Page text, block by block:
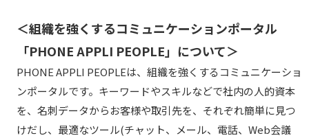
＜組織を強くするコミュニケーションポータル
「PHONE APPLI PEOPLE」について＞
PHONE APPLI PEOPLEは、組織を強くするコミュニケーショ
ンポータルです。キーワードやスキルなどで社内の人的資本
を、名刺データからお客様や取引先を、それぞれ簡単に見つ
けだし、最適なツール(チャット、メール、電話、Web会議